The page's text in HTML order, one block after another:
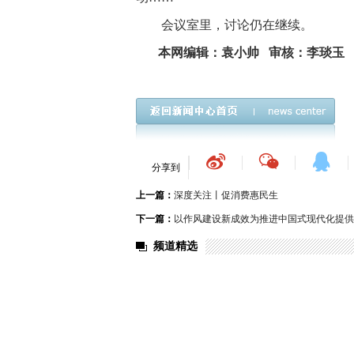
会议室里，讨论仍在继续。
本网编辑：袁小帅 审核：李琰玉
分享到
上一篇： ​深度关注丨促消费惠民生
下一篇： 以作风建设新成效为推进中国式现代化提
频道精选